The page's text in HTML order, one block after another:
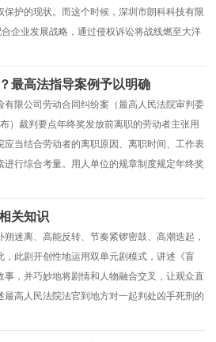
护的现状。而这个时候，深圳市朗科科技有限
企业发展战略，通过侵权诉讼将战线燃至大洋
最高法指导案例予以明确
有限公司劳动合同纠纷案（最高人民法院审判委
）裁判要点年终奖发放前离职的劳动者主张用
应当结合劳动者的离职原因、离职时间、工作表
行综合考量。用人单位的规章制度规定年终奖
关知识
迷离、高能反转、节奏紧锣密鼓、高潮迭起，
，此剧开创性地运用双单元剧模式，讲述《盲
事，并巧妙地将剧情和人物融合交叉，让观众直
高人民法院法官到地方对一起判处凶手死刑的